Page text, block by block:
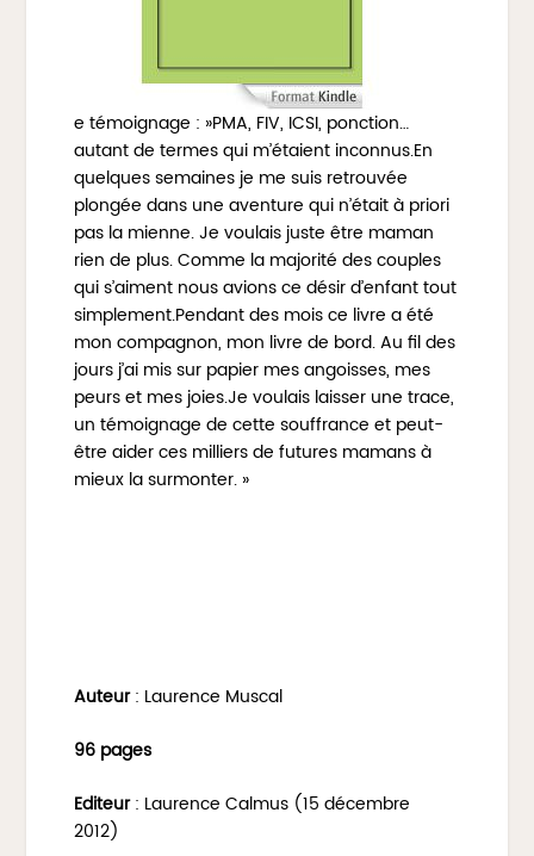
e témoignage : »PMA, FIV, ICSI, ponction…
autant de termes qui m’étaient inconnus.En
quelques semaines je me suis retrouvée
plongée dans une aventure qui n’était à priori
pas la mienne. Je voulais juste être maman
rien de plus. Comme la majorité des couples
qui s’aiment nous avions ce désir d’enfant tout
simplement.Pendant des mois ce livre a été
mon compagnon, mon livre de bord. Au fil des
jours j’ai mis sur papier mes angoisses, mes
peurs et mes joies.Je voulais laisser une trace,
un témoignage de cette souffrance et peut-
être aider ces milliers de futures mamans à
mieux la surmonter. »
Auteur: Laurence Muscal
96 pages
Editeur: Laurence Calmus (15 décembre
2012)